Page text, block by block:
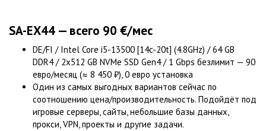
SA-EX44 — всего 90 €/мес
DE/FI / Intel Core i5-13500 [14c-20t] (4.8GHz) / 64 GB
DDR4 / 2x512 GB NVMe SSD Gen4 / 1 Gbps безлимит — 90
евро/месяц (≈ 8 450 ₽), 0 евро установка
Один из самых выгодных вариантов сейчас по
соотношению цена/производительность. Подойдёт под
игровые серверы, сайты, небольшие базы данных,
прокси, VPN, проекты и другие задачи.